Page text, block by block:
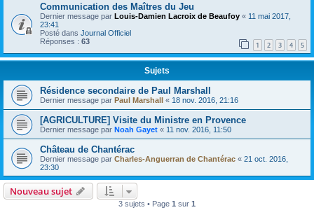
Communication des Maîtres du Jeu
Dernier message par Louis-Damien Lacroix de Beaufoy « 11 mai 2017,
23:41
Posté dans Journal Officiel
Réponses : 63 1 2 3 4 5
Sujets
Résidence secondaire de Paul Marshall
Dernier message par Paul Marshall « 18 nov. 2016, 21:16
[AGRICULTURE] Visite du Ministre en Provence
Dernier message par Noah Gayet « 11 nov. 2016, 11:50
Château de Chantérac
Dernier message par Charles-Anguerran de Chantérac « 21 oct. 2016,
23:30
Nouveau sujet
3 sujets • Page 1 sur 1